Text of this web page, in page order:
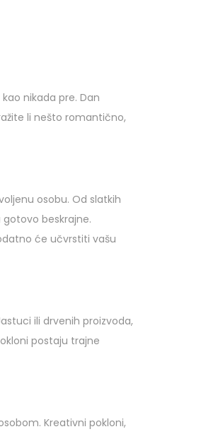
nikada pre. Dan
li nešto romantično,
osobu. Od slatkih
beskrajne.
će učvrstiti vašu
ili drvenih proizvoda,
postaju trajne
Kreativni pokloni,